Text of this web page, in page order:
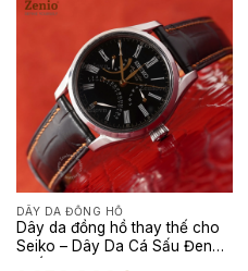
1,650,000₫
DÂY DA ĐỒNG HỒ
Dây da đồng hồ thay thế cho
Seiko – Dây Da Cá Sấu Đen